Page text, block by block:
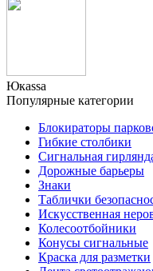
Юкаssа
Популярные категории
Блокираторы
Гибкие столбики
Сигнальная
Дорожные барьеры
Знаки
Таблички
Искусственная
Колесоотбойники
Конусы сигнальные
Краска для разметки